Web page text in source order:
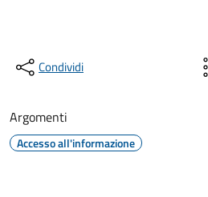
Condividi
Argomenti
Accesso all'informazione